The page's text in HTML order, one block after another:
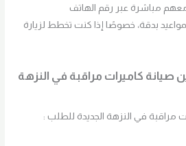
مباشرة عبر رقم الهاتف
من المواعيد بدقة، خصوصًا إذا كنت تخطط لزيارة
افضل 3 فنيين صيانة كاميرات مراقبة في النزهة
مراقبة في النزهة الجديدة للطلب :